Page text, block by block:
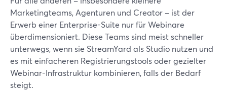
Marketingteams, Agenturen und Creator – ist der
Erwerb einer Enterprise-Suite nur für Webinare
überdimensioniert. Diese Teams sind meist schneller
unterwegs, wenn sie StreamYard als Studio nutzen und
es mit einfacheren Registrierungstools oder gezielter
Webinar-Infrastruktur kombinieren, falls der Bedarf
steigt.